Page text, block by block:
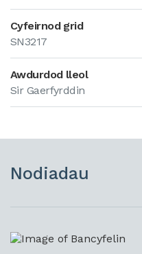
Cyfeirnod grid
SN3217
Awdurdod lleol
Sir Gaerfyrddin
Nodiadau